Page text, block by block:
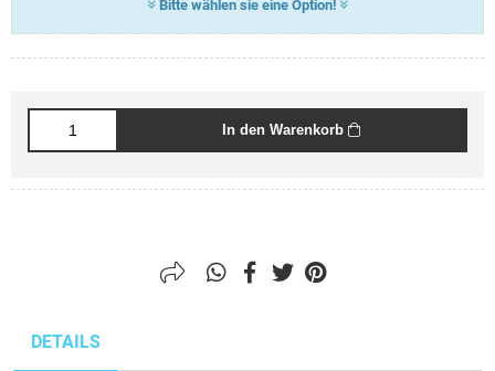
Bitte wählen sie eine Option!
In den Warenkorb
DETAILS